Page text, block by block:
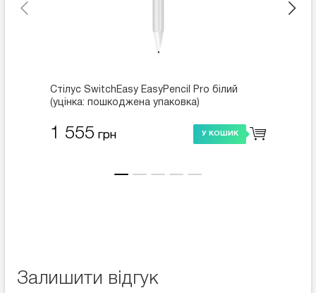
Стілус SwitchEasy EasyPencil Pro білий
(уцінка: пошкоджена упаковка)
1 555 грн У КОШИК
Залишити відгук